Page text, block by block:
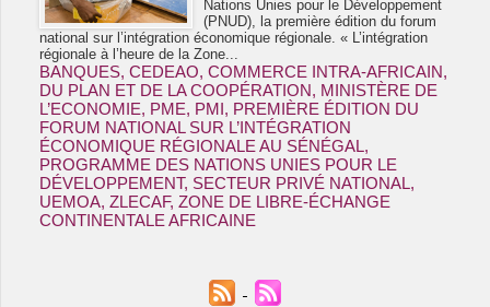
Nations Unies pour le Développement
(PNUD), la première édition du forum
national sur l’intégration économique régionale. « L’intégration
régionale à l’heure de la Zone...
BANQUES, CEDEAO, COMMERCE INTRA-AFRICAIN,
DU PLAN ET DE LA COOPÉRATION, MINISTÈRE DE
L’ECONOMIE, PME, PMI, PREMIÈRE ÉDITION DU
FORUM NATIONAL SUR L’INTÉGRATION
ÉCONOMIQUE RÉGIONALE AU SÉNÉGAL,
PROGRAMME DES NATIONS UNIES POUR LE
DÉVELOPPEMENT, SECTEUR PRIVÉ NATIONAL,
UEMOA, ZLECAF, ZONE DE LIBRE-ÉCHANGE
CONTINENTALE AFRICAINE